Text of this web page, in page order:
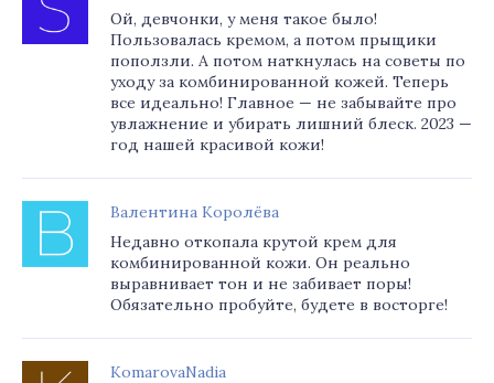
Ой, девчонки, у меня такое было!
Пользовалась кремом, а потом прыщики
поползли. А потом наткнулась на советы по
уходу за комбинированной кожей. Теперь
все идеально! Главное — не забывайте про
увлажнение и убирать лишний блеск. 2023 —
год нашей красивой кожи!
Валентина Королёва
Недавно откопала крутой крем для
комбинированной кожи. Он реально
выравнивает тон и не забивает поры!
Обязательно пробуйте, будете в восторге!
KomarovaNadia